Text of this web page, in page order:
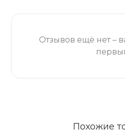
Отзывов ещё нет –
Похожие